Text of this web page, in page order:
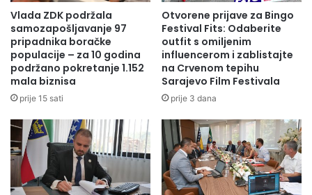
Vlada ZDK podržala
samozapošljavanje 97
pripadnika boračke
populacije – za 10 godina
podržano pokretanje 1.152
mala biznisa
prije 15 sati
Otvorene prijave za Bingo
Festival Fits: Odaberite
outfit s omiljenim
influencerom i zablistajte
na Crvenom tepihu
Sarajevo Film Festivala
prije 3 dana